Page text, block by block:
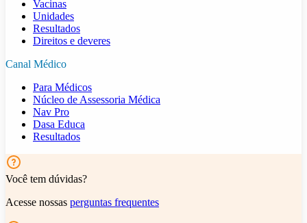
Vacinas
Unidades
Resultados
Direitos e deveres
Canal Médico
Para Médicos
Núcleo de Assessoria Médica
Nav Pro
Dasa Educa
Resultados
Você tem dúvidas?
Acesse nossas perguntas frequentes